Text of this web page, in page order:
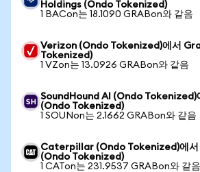
Holdings (Ondo Tokenized)
1 BACon는 18.1090 GRABon와 같음
Verizon (Ondo Tokenized)에서
Tokenized)
1 VZon는 13.0926 GRABon와 같음
SoundHound AI (Ondo
(Ondo Tokenized)
1 SOUNon는 2.1662 GRABon와 같음
Caterpillar (Ondo Tokenized)에
(Ondo Tokenized)
1 CATon는 231.9537 GRABon와 같음